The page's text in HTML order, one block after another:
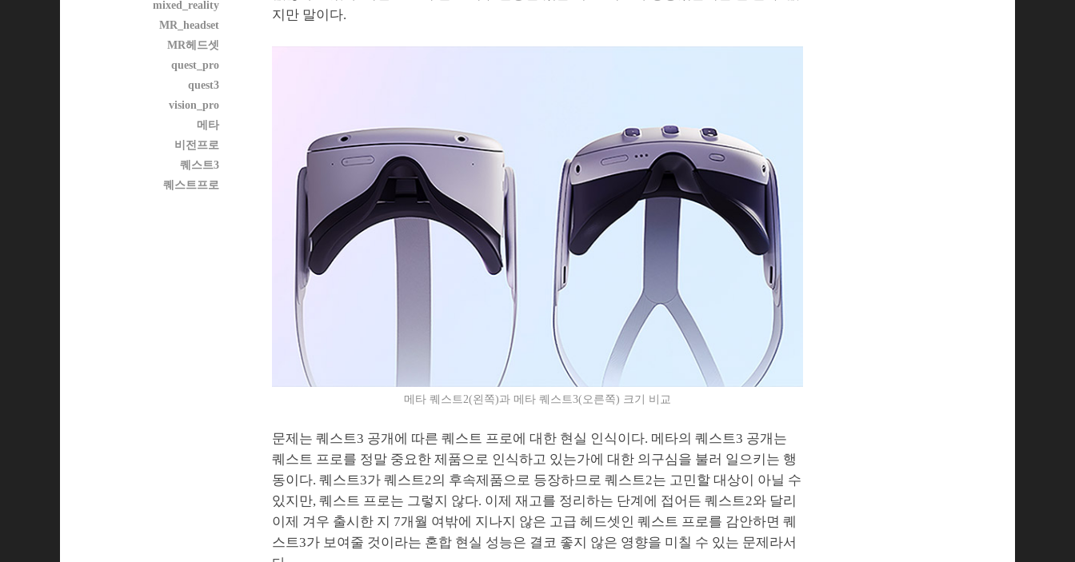
지만 말이다.
메타 퀘스트2(왼쪽)과 메타 퀘스트3(오른쪽) 크기 비교
문제는 퀘스트3 공개에 따른 퀘스트 프로에 대한 현실 인식이다. 메타의 퀘스트3 공개는
퀘스트 프로를 정말 중요한 제품으로 인식하고 있는가에 대한 의구심을 불러 일으키는 행
동이다. 퀘스트3가 퀘스트2의 후속제품으로 등장하므로 퀘스트2는 고민할 대상이 아닐 수
있지만, 퀘스트 프로는 그렇지 않다. 이제 재고를 정리하는 단계에 접어든 퀘스트2와 달리
이제 겨우 출시한 지 7개월 여밖에 지나지 않은 고급 헤드셋인 퀘스트 프로를 감안하면 퀘
스트3가 보여줄 것이라는 혼합 현실 성능은 결코 좋지 않은 영향을 미칠 수 있는 문제라서
mixed_reality
MR_headset
MR헤드셋
quest_pro
quest3
vision_pro
메타
비전프로
퀘스트3
퀘스트프로